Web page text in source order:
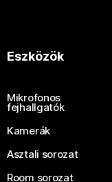
Eszközök
Mikrofonos
fejhallgatók
Kamerák
Asztali sorozat
Room sorozat